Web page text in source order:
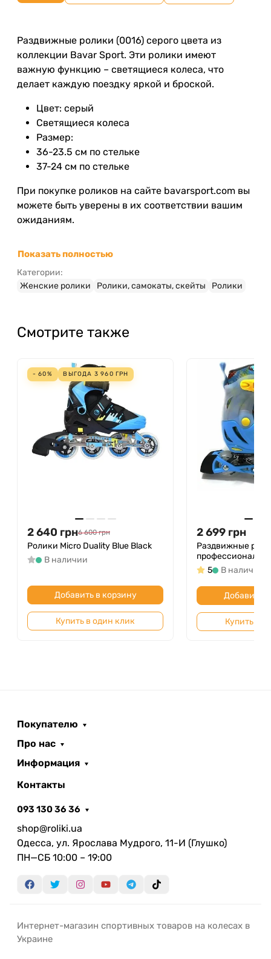
Раздвижные ролики (0016) серого цвета из
коллекции Bavar Sport. Эти ролики имеют
важную функцию – светящиеся колеса, что
делает каждую поездку яркой и броской.
Цвет: серый
Светящиеся колеса
Размер:
36-23.5 см по стельке
37-24 см по стельке
При покупке роликов на сайте bavarsport.com вы
можете быть уверены в их соответствии вашим
ожиданиям.
Показать полностью
Категории:
Женские ролики
Ролики, самокаты, скейты Ролики
Смотрите также
- 60% ВЫГОДА 3 960 ГРН
2 640 грн6 600 грн
Ролики Micro Duality Blue Black
В наличии
Добавить в корзину
Купить в один клик
2 699 грн
Раздвижные
5
В наличии
Добавить
Купить в
Покупателю
Про нас
Информация
Контакты
093 130 36 36
shop@roliki.ua
Одесса, ул. Ярослава Мудрого, 11-И (Глушко)
ПН—СБ 10:00 – 19:00
Интернет-магазин спортивных товаров на колесах в
Украине